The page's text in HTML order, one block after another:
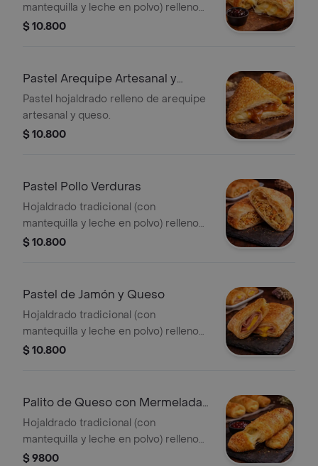
mantequilla y leche en polvo) relleno
con queso americano, campesino y
$ 10.800
Pastel Arequipe Artesanal y
Queso
Pastel hojaldrado relleno de arequipe
artesanal y queso.
$ 10.800
Pastel Pollo Verduras
Hojaldrado tradicional (con
mantequilla y leche en polvo) relleno
con pollo en salsa con verduras
$ 10.800
Pastel de Jamón y Queso
Hojaldrado tradicional (con
mantequilla y leche en polvo) relleno
con jamón de pierna de cerdo y
$ 10.800
Palito de Queso con Mermelada
de Mora
Hojaldrado tradicional (con
mantequilla y leche en polvo) relleno
con queso campesino acompañado
$ 9800